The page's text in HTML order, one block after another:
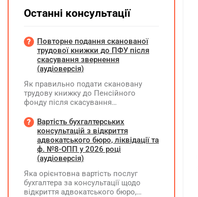
Останні консультації
Повторне подання сканованої
трудової книжки до ПФУ після
скасування звернення
(аудіоверсія)
Як правильно подати скановану
трудову книжку до Пенсійного
фонду після скасування
відсутність підпису на титульній
сторінці — надсилати лише
виправлену сторінку чи всю трудову
книжку заново?
Вартість бухгалтерських
консультацій з відкриття
адвокатського бюро, ліквідації та
ф. №8-ОПП у 2026 році
(аудіоверсія)
Яка орієнтовна вартість послуг
бухгалтера за консультації щодо
відкриття адвокатського бюро,